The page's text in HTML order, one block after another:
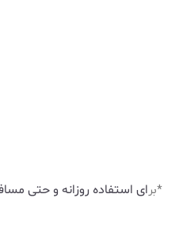
*برای استفاده روزانه و حتی